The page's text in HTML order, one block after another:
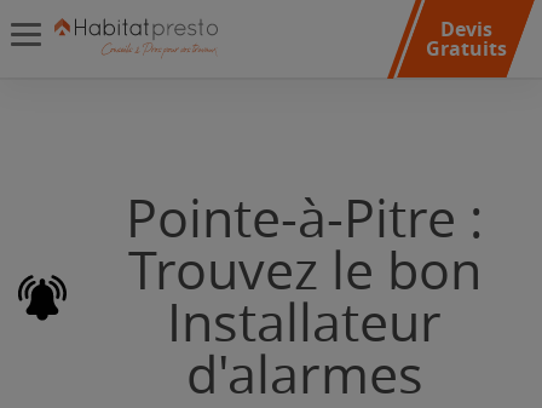
Devis
Gratuits
Pointe-à-Pitre :
Trouvez le bon
Installateur
d'alarmes